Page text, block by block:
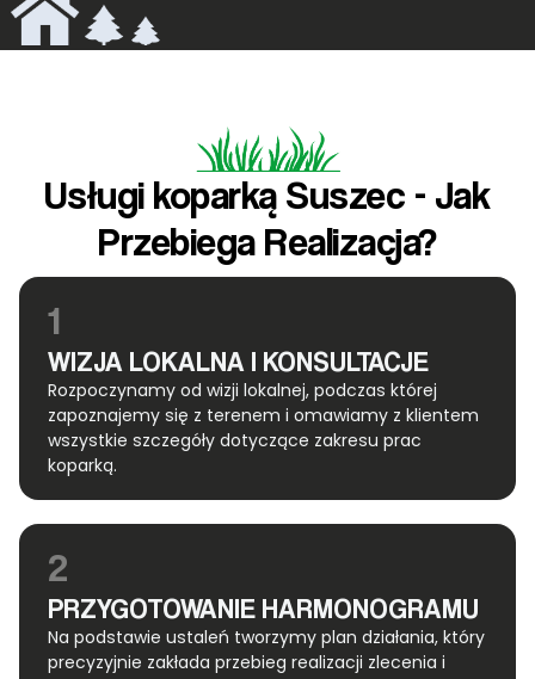
Usługi koparką Suszec - Jak
Przebiega Realizacja?
1
WIZJA LOKALNA I KONSULTACJE
Rozpoczynamy od wizji lokalnej, podczas której
zapoznajemy się z terenem i omawiamy z klientem
wszystkie szczegóły dotyczące zakresu prac
koparką.
2
PRZYGOTOWANIE HARMONOGRAMU
Na podstawie ustaleń tworzymy plan działania, który
precyzyjnie zakłada przebieg realizacji zlecenia i